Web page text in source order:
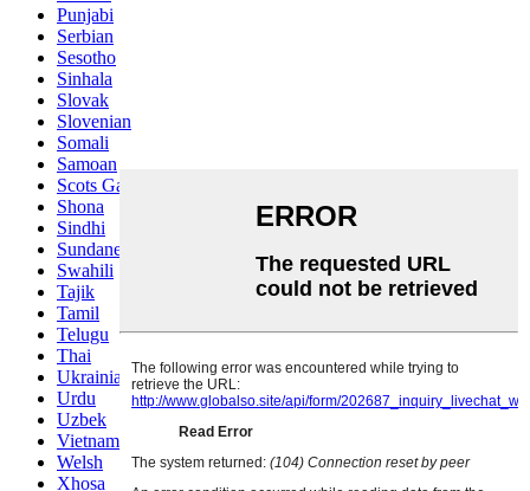
Punjabi
Serbian
Sesotho
Sinhala
Slovak
Slovenian
Somali
Samoan
Scots Gaelic
Shona
Sindhi
Sundanese
Swahili
Tajik
Tamil
Telugu
Thai
Ukrainian
Urdu
Uzbek
Vietnamese
Welsh
Xhosa